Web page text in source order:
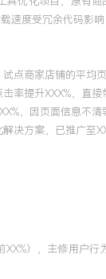
速度受冗余代码影
点商家店铺的平均
率提升XXX%，直
，因页面信息不清
决方案，已推广至
XX%），主修用户